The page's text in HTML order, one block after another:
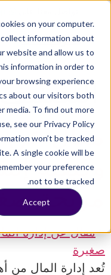
on your computer.
information about
website and allow us to
information in order to
browsing experience
about our visitors both
media. To find out more
see our Privacy Policy.
won’t be tracked
A single cookie will be
your preference
not to be tracked.
Accept
مقال عن
وكيفية
مربحة
تُعد إدارة المال من